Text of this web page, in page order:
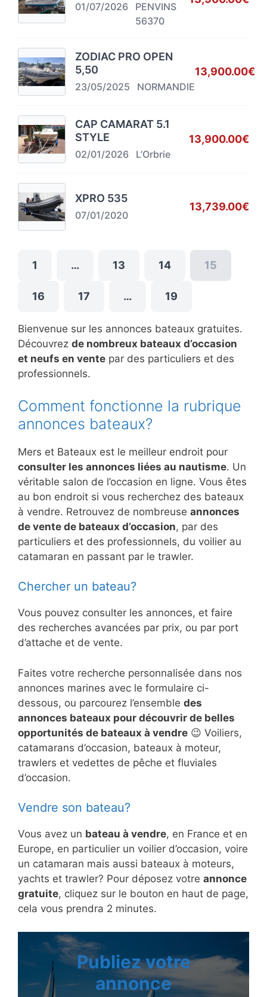
01/07/2026
PENVINS
56370
ZODIAC PRO OPEN
5,50
23/05/2025 NORMANDIE
13,900.00€
CAP CAMARAT 5.1
STYLE
02/01/2026 L’Orbrie
13,900.00€
XPRO 535
07/01/2020
13,739.00€
1 … 13 14 15
16 17 … 19
Bienvenue sur les annonces bateaux gratuites.
Découvrez de nombreux bateaux d’occasion
et neufs en vente par des particuliers et des
professionnels.
Comment fonctionne la rubrique
annonces bateaux?
Mers et Bateaux est le meilleur endroit pour
consulter les annonces liées au nautisme. Un
véritable salon de l’occasion en ligne. Vous êtes
au bon endroit si vous recherchez des bateaux
à vendre. Retrouvez de nombreuse annonces
de vente de bateaux d’occasion, par des
particuliers et des professionnels, du voilier au
catamaran en passant par le trawler.
Chercher un bateau?
Vous pouvez consulter les annonces, et faire
des recherches avancées par prix, ou par port
d’attache et de vente.
Faites votre recherche personnalisée dans nos
annonces marines avec le formulaire ci-
dessous, ou parcourez l’ensemble des
annonces bateaux pour découvrir de belles
opportunités de bateaux à vendre 😉 Voiliers,
catamarans d’occasion, bateaux à moteur,
trawlers et vedettes de pêche et fluviales
d’occasion.
Vendre son bateau?
Vous avez un bateau à vendre, en France et en
Europe, en particulier un voilier d’occasion, voire
un catamaran mais aussi bateaux à moteurs,
yachts et trawler? Pour déposez votre annonce
gratuite, cliquez sur le bouton en haut de page,
cela vous prendra 2 minutes.
Publiez votre
annonce